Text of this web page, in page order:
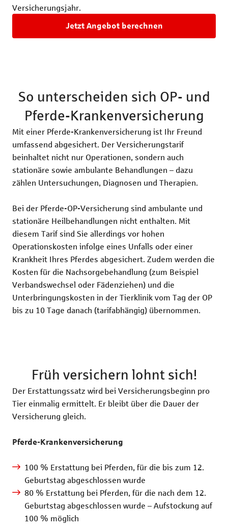
Versicherungsjahr.
Jetzt Angebot berechnen
So unterscheiden sich OP- und
Pferde-Krankenversicherung
Mit einer Pferde-Krankenversicherung ist Ihr Freund
umfassend abgesichert. Der Versicherungstarif
beinhaltet nicht nur Operationen, sondern auch
stationäre sowie ambulante Behandlungen – dazu
zählen Untersuchungen, Diagnosen und Therapien.
Bei der Pferde-OP-Versicherung sind ambulante und
stationäre Heilbehandlungen nicht enthalten. Mit
diesem Tarif sind Sie allerdings vor hohen
Operationskosten infolge eines Unfalls oder einer
Krankheit Ihres Pferdes abgesichert. Zudem werden die
Kosten für die Nachsorgebehandlung (zum Beispiel
Verbandswechsel oder Fädenziehen) und die
Unterbringungskosten in der Tierklinik vom Tag der OP
bis zu 10 Tage danach (tarifabhängig) übernommen.
Früh versichern lohnt sich!
Der Erstattungssatz wird bei Versicherungsbeginn pro
Tier einmalig ermittelt. Er bleibt über die Dauer der
Versicherung gleich.
Pferde-Krankenversicherung
100 % Erstattung bei Pferden, für die bis zum 12.
Geburtstag abgeschlossen wurde
80 % Erstattung bei Pferden, für die nach dem 12.
Geburtstag abgeschlossen wurde – Aufstockung auf
100 % möglich